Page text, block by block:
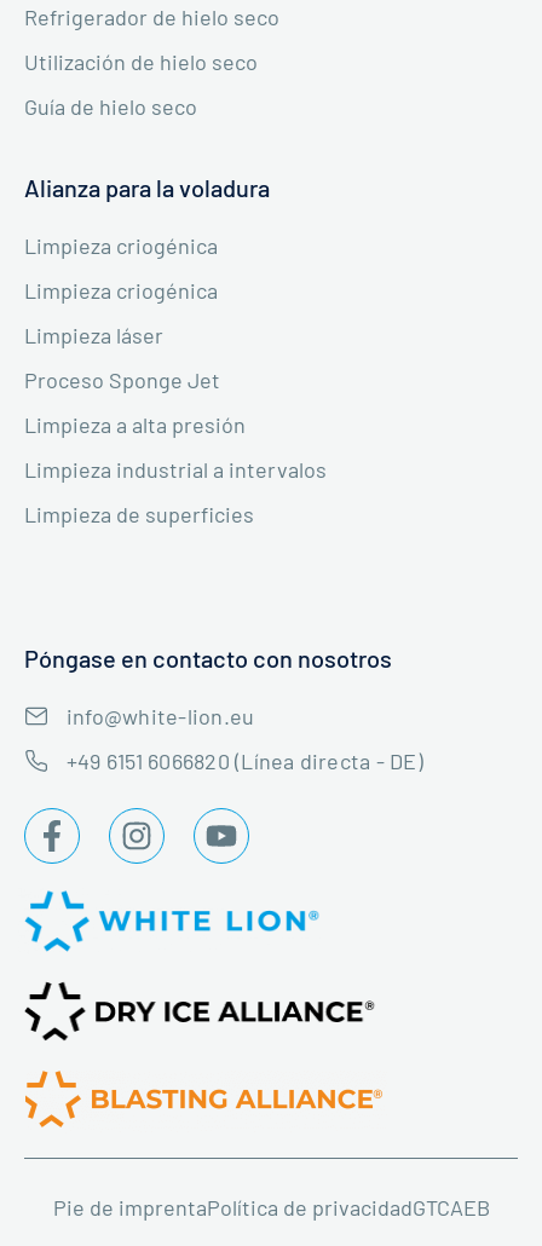
Refrigerador de hielo seco
Utilización de hielo seco
Guía de hielo seco
Alianza para la voladura
Limpieza criogénica
Limpieza criogénica
Limpieza láser
Proceso Sponge Jet
Limpieza a alta presión
Limpieza industrial a intervalos
Limpieza de superficies
Póngase en contacto con nosotros
info@white-lion.eu
+49 6151 6066820 (Línea directa - DE)
Pie de imprentaPolítica de privacidadGTCAEB